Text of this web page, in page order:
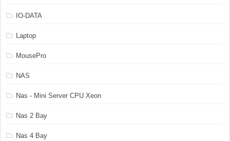
IO-DATA
Laptop
MousePro
NAS
Nas - Mini Server CPU Xeon
Nas 2 Bay
Nas 4 Bay